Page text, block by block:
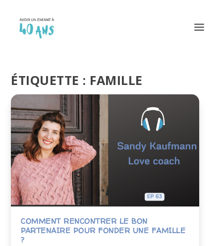
ÉTIQUETTE : FAMILLE
COMMENT RENCONTRER LE BON
PARTENAIRE POUR FONDER UNE FAMILLE
?